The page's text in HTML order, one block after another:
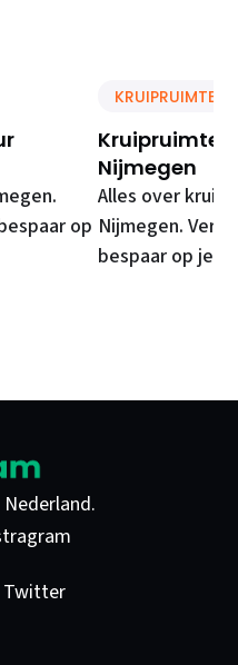
op
KRUIPRUIMTE
Kruipruimte
Nijmegen
Alles over
Nijmegen.
bespaar op je
Twitter